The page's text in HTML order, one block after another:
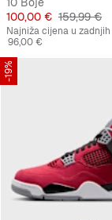
Cijena
100,00 € Originalna
159,99 €
Najniža cijena u
96,00 €
-19%